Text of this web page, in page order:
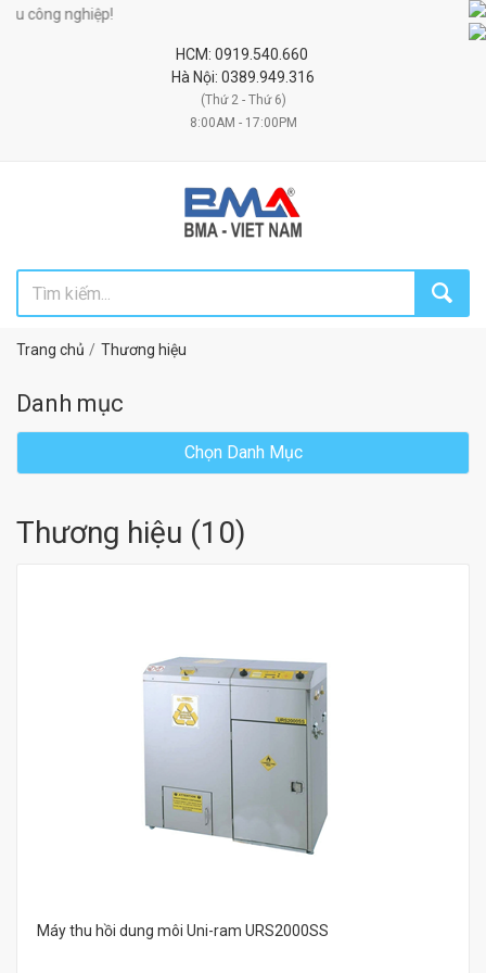
nghiệp!
HCM: 0919.540.660
Hà Nội: 0389.949.316
(Thứ 2 - Thứ 6)
8:00AM - 17:00PM
Trang chủ Thương hiệu
Danh mục
Chọn Danh Mục
Thương hiệu (10)
Máy thu hồi dung môi Uni-ram URS2000SS